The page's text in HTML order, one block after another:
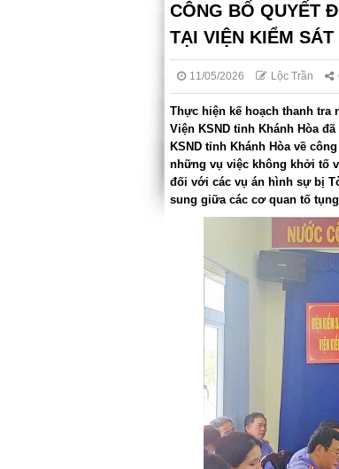
CÔNG BỐ QUYẾT
TẠI VIỆN KIỂM
11/05/2026 Lộc Trần
Thực hiện kế hoạch thanh tra
Viện KSND tỉnh Khánh Hòa
KSND tỉnh Khánh Hòa về
những vụ việc không khởi tố
đối với các vụ án hình sự bị
sung giữa các cơ quan tố